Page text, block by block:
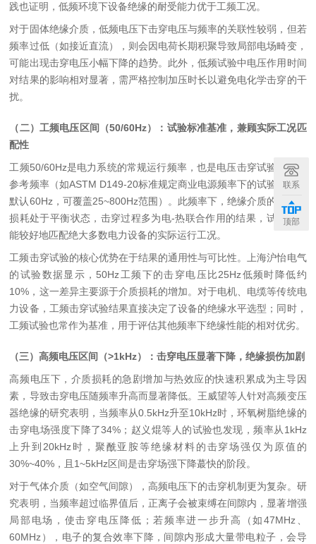
践也证明，低频环境下设备绝缘的耐受能力优于工频工况。
对于固体绝缘介质，低频电压下击穿电压与频率的关联性较弱，但若
频率过低（如接近直流），则会因电荷长期积聚导致局部电场畸变，
可能出现击穿电压小幅下降的趋势。此外，低频试验中电压作用时间
对结果的影响相对显著，需严格控制加压时长以避免电化学击穿的干
扰。
（二）工频电压区间（50/60Hz）：试验标准基准，兼顾实际工况匹
配性
工频50/60Hz是电力系统的常规运行频率，也是电压击穿试验的标准
参考频率（如ASTM D149-20标准规定商业电源频率下的试验方法，
默认60Hz，可覆盖25~800Hz范围）。此频率下，绝缘介质的极化与
损耗处于平衡状态，击穿过程多为电-热联合作用的结果，试验结果
能较好地匹配绝大多数电力设备的实际运行工况。
工频击穿试验的核心优势在于结果的通用性与可比性。上海沪怡电气
的试验数据显示， 50Hz工频下的击穿电压比25Hz低频时降低约
10% ，这一差异主要源于介质损耗的增加。对于电机、电缆等传统电
力设备，工频击穿试验结果直接决定了设备的绝缘水平选型；同时，
工频试验也常作为基准，用于评估其他频率下绝缘性能的相对优劣。
（三）高频电压区间（>1kHz）：击穿电压显著下降，绝缘损伤加剧
高频电压下，介质损耗的急剧增加与热效应的快速积累成为主导因
素，导致击穿电压随频率升高而显著降低。王威望等人针对高频变压
器绝缘的研究表明，当频率从0.5kHz升至10kHz时，环氧树脂绝缘的
击穿电场强度下降了34% ；赵义焜等人的试验也发现，频率从 1kHz
上升到 20kHz时，聚酰亚胺等绝缘材料的击穿场强仅为原值的
30%~40% ，且 1~5kHz区间是击穿场强下降蕞快的阶段。
对于气体介质（如空气间隙），高频电压下的击穿机制更为复杂。研
究表明，当频率超过临界值后，正离子会被束缚在间隙内，显著增强
局部电场，使击穿电压降低；若频率进一步升高（如47MHz、
60MHz），电子的复合效率下降，间隙内形成大量带电粒子，会导
联系
顶部